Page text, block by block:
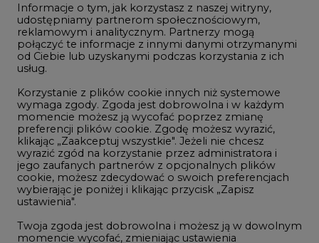
Gospodarka
Geopolityka
LTE450
Innowacje i AI
Telekomunikacja i IT
Handel emisjami CO2
Wodór
Górnictwo
Informacje o tym, jak korzystasz z naszej witryny,
udostępniamy partnerom społecznościowym,
reklamowym i analitycznym. Partnerzy mogą
połączyć te informacje z innymi danymi otrzymanymi
od Ciebie lub uzyskanymi podczas korzystania z ich
usług.
Korzystanie z plików cookie innych niż systemowe
wymaga zgody. Zgoda jest dobrowolna i w każdym
momencie możesz ją wycofać poprzez zmianę
preferencji plików cookie. Zgodę możesz wyrazić,
klikając „Zaakceptuj wszystkie". Jeżeli nie chcesz
wyrazić zgód na korzystanie przez administratora i
jego zaufanych partnerów z opcjonalnych plików
cookie, możesz zdecydować o swoich preferencjach
wybierając je poniżej i klikając przycisk „Zapisz
ustawienia".
Twoja zgoda jest dobrowolna i możesz ją w dowolnym
momencie wycofać, zmieniając ustawienia